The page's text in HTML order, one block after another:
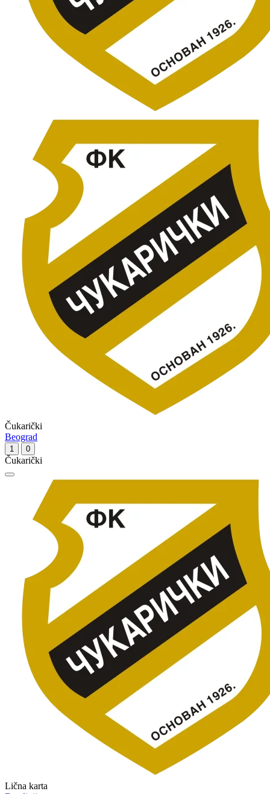
Čukarički
Beograd
1 0
Čukarički
Lična karta